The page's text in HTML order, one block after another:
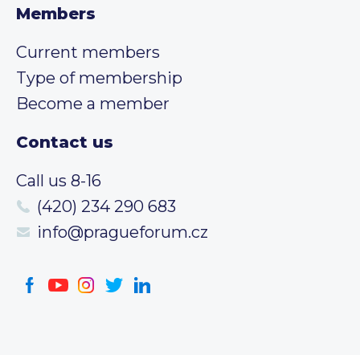
Members
Current members
Type of membership
Become a member
Contact us
Call us 8-16
(420) 234 290 683
info@pragueforum.cz